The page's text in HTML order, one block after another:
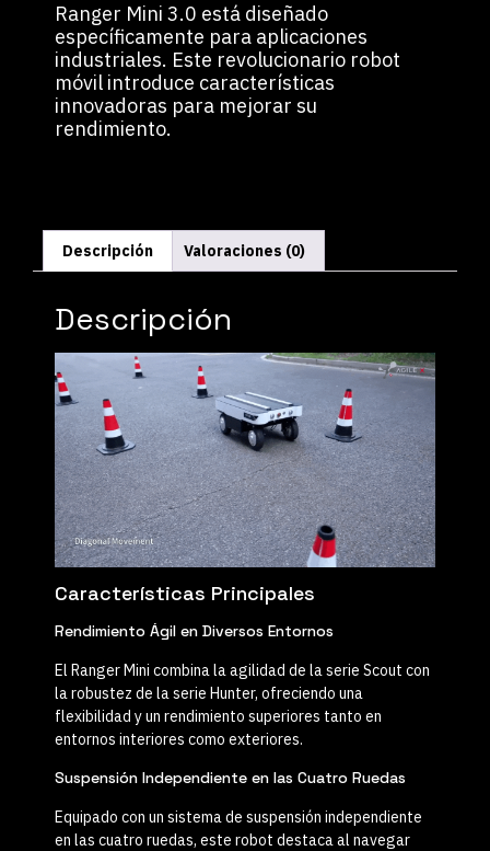
Ranger Mini 3.0 está diseñado
específicamente para aplicaciones
industriales. Este revolucionario robot
móvil introduce características
innovadoras para mejorar su
rendimiento.
Descripción Valoraciones (0)
Descripción
Características Principales
Rendimiento Ágil en Diversos Entornos
El Ranger Mini combina la agilidad de la serie Scout con
la robustez de la serie Hunter, ofreciendo una
flexibilidad y un rendimiento superiores tanto en
entornos interiores como exteriores.
Suspensión Independiente en las Cuatro Ruedas
Equipado con un sistema de suspensión independiente
en las cuatro ruedas, este robot destaca al navegar